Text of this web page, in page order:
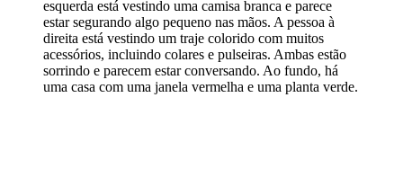
esquerda está vestindo uma camisa branca e parece
estar segurando algo pequeno nas mãos. A pessoa à
direita está vestindo um traje colorido com muitos
acessórios, incluindo colares e pulseiras. Ambas estão
sorrindo e parecem estar conversando. Ao fundo, há
uma casa com uma janela vermelha e uma planta verde.